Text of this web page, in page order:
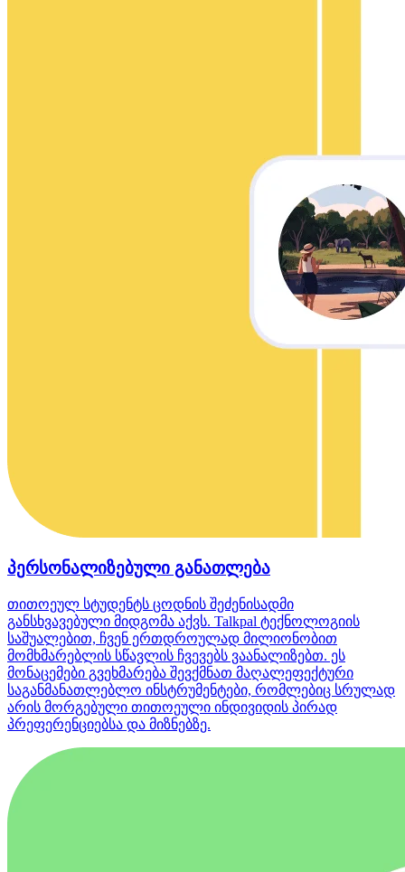
პერსონალიზებული განათლება
თითოეულ სტუდენტს ცოდნის შეძენისადმი
განსხვავებული მიდგომა აქვს. Talkpal ტექნოლოგიის
საშუალებით, ჩვენ ერთდროულად მილიონობით
მომხმარებლის სწავლის ჩვევებს ვაანალიზებთ. ეს
მონაცემები გვეხმარება შევქმნათ მაღალეფექტური
საგანმანათლებლო ინსტრუმენტები, რომლებიც სრულად
არის მორგებული თითოეული ინდივიდის პირად
პრეფერენციებსა და მიზნებზე.